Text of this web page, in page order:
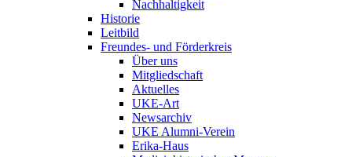
Nachhaltigkeit
Historie
Leitbild
Freundes- und Förderkreis
Über uns
Mitgliedschaft
Aktuelles
UKE-Art
Newsarchiv
UKE Alumni-Verein
Erika-Haus